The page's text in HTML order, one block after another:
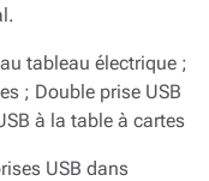
tableau électrique ;
; Double prise USB
à la table à cartes
USB dans